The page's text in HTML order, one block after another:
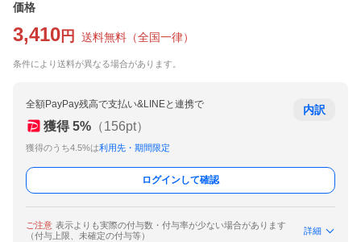
価格
3,410 円 送料無料 （全国一律）
条件により送料が異なる場合があります。
全額PayPay残高で支払い&LINEと連携で
獲得 5% （156pt）
獲得のうち4.5%は利用先・期間限定
内訳
ログインして確認
ご注意 表示よりも実際の付与数・付与率が少ない場合があります
（付与上限、未確定の付与等）
詳細